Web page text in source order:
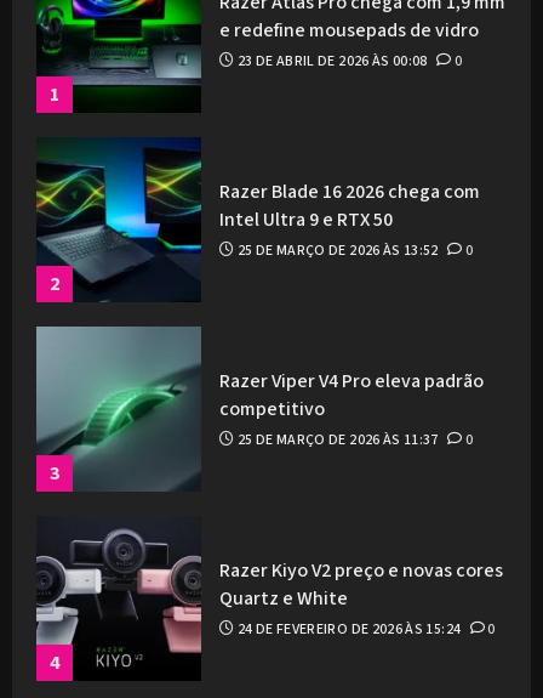
1
e redefine mousepads de vidro
23 DE ABRIL DE 2026 ÀS 00:08 0
2
Razer Blade 16 2026 chega com
Intel Ultra 9 e RTX 50
25 DE MARÇO DE 2026 ÀS 13:52 0
3
Razer Viper V4 Pro eleva padrão
competitivo
25 DE MARÇO DE 2026 ÀS 11:37 0
4
Razer Kiyo V2 preço e novas cores
Quartz e White
24 DE FEVEREIRO DE 2026 ÀS 15:24 0